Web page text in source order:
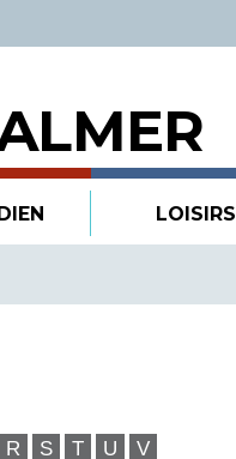
LOISIRS
R S T U V